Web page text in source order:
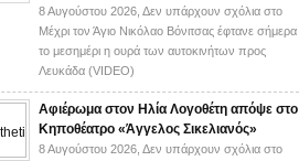
8 Αυγούστου 2026, Δεν υπάρχουν σχόλια στο
Mέχρι τον Άγιο Νικόλαο Βόνιτσας έφτανε σήμερα
το μεσημέρι η ουρά των αυτοκινήτων προς
Λευκάδα (VIDEO)
Αφιέρωμα στον Ηλία Λογοθέτη απόψε στο
Κηποθέατρο «Άγγελος Σικελιανός»
8 Αυγούστου 2026, Δεν υπάρχουν σχόλια στο